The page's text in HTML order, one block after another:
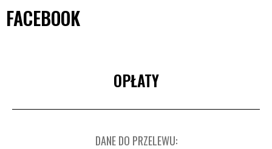
FACEBOOK
OPŁATY
DANE DO PRZELEWU: